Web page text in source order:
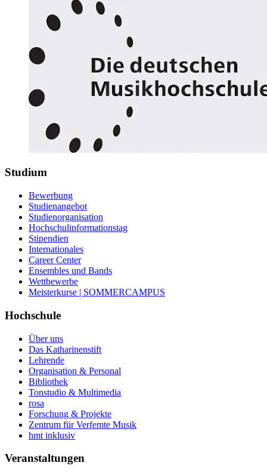
Studium
Bewerbung
Studienangebot
Studienorganisation
Hochschulinformationstag
Stipendien
Internationales
Career Center
Ensembles und Bands
Wettbewerbe
Meisterkurse | SOMMERCAMPUS
Hochschule
Über uns
Das Katharinenstift
Lehrende
Organisation & Personal
Bibliothek
Tonstudio & Multimedia
rosa
Forschung & Projekte
Zentrum für Verfemte Musik
hmt inklusiv
Veranstaltungen